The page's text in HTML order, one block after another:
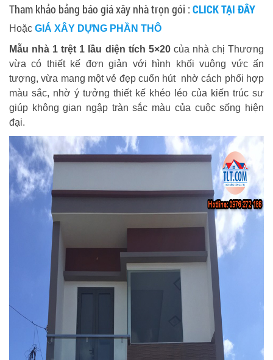
Tham khảo bảng báo giá xây nhà trọn gói : CLICK TẠI ĐÂY
Hoặc GIÁ XÂY DỰNG PHẦN THÔ
Mẫu nhà 1 trệt 1 lầu diện tích 5×20của nhà chị Thương
vừa có thiết kế đơn giản với hình khối vuông vức ấn
tượng, vừa mang một vẻ đẹp cuốn hút nhờ cách phối hợp
màu sắc, nhờ ý tưởng thiết kế khéo léo của kiến trúc sư
giúp không gian ngập tràn sắc màu của cuộc sống hiện
đại.